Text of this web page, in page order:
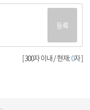
등록
[ 300자 이내 / 현재:0자 ]